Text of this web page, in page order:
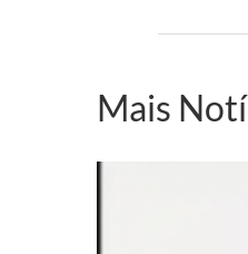
Mais